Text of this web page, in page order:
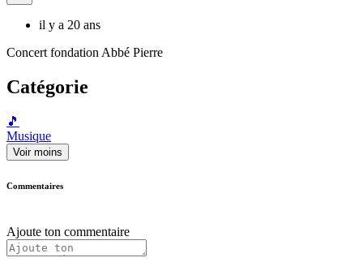
il y a 20 ans
Concert fondation Abbé Pierre
Catégorie
🎵
Musique
Voir moins
Commentaires
Ajoute ton commentaire